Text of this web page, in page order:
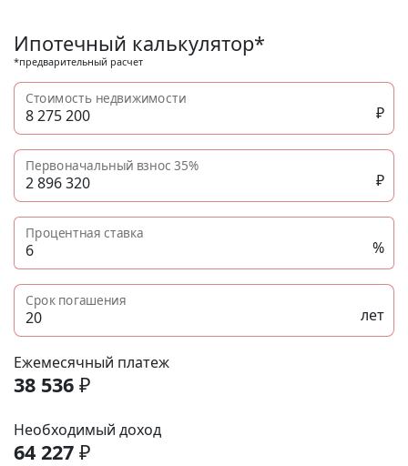
Ипотечный калькулятор*
*предварительный расчет
Стоимость недвижимости
₽
Первоначальный взнос35%
₽
Процентная ставка
%
Срок погашения
лет
Ежемесячный платеж
38 536 ₽
Необходимый доход
64 227 ₽